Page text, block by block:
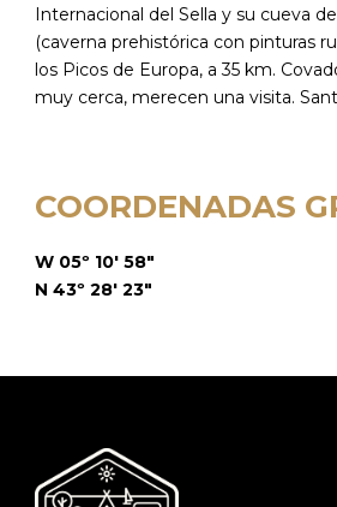
Internacional del Sella y su cueva
(caverna prehistórica con pinturas
los Picos de Europa, a 35 km.
muy cerca, merecen una visita.
COORDENADAS
W 05º 10′ 58″
N 43º 28′ 23″